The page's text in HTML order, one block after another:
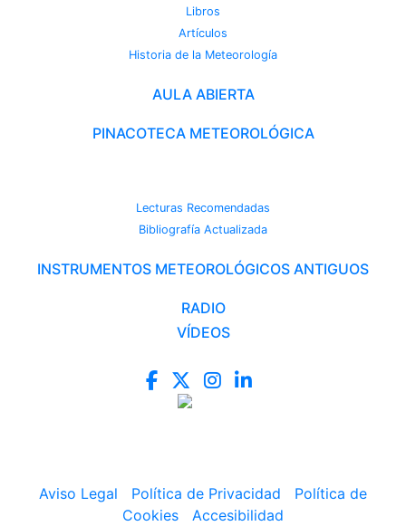
Libros
Artículos
Historia de la Meteorología
AULA ABIERTA
PINACOTECA METEOROLÓGICA
Lecturas Recomendadas
Bibliografía Actualizada
INSTRUMENTOS METEOROLÓGICOS ANTIGUOS
RADIO
VÍDEOS
Aviso Legal Política de Privacidad
Política de
Cookies
Accesibilidad